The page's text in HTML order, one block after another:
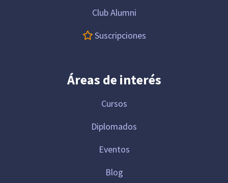
Club Alumni
Suscripciones
Áreas de interés
Cursos
Diplomados
Eventos
Blog